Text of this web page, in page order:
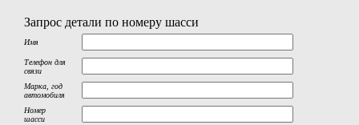
Запрос детали по номеру шасси
Имя
Телефон для
связи
Марка, год
автомобиля
Номер
шасси